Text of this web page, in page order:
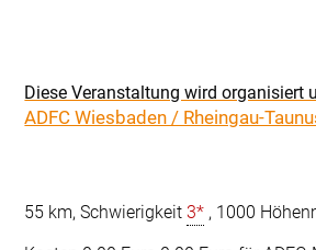
ADFC Wiesbaden / Rheingau-
55 km, Schwierigkeit 3* , 1000